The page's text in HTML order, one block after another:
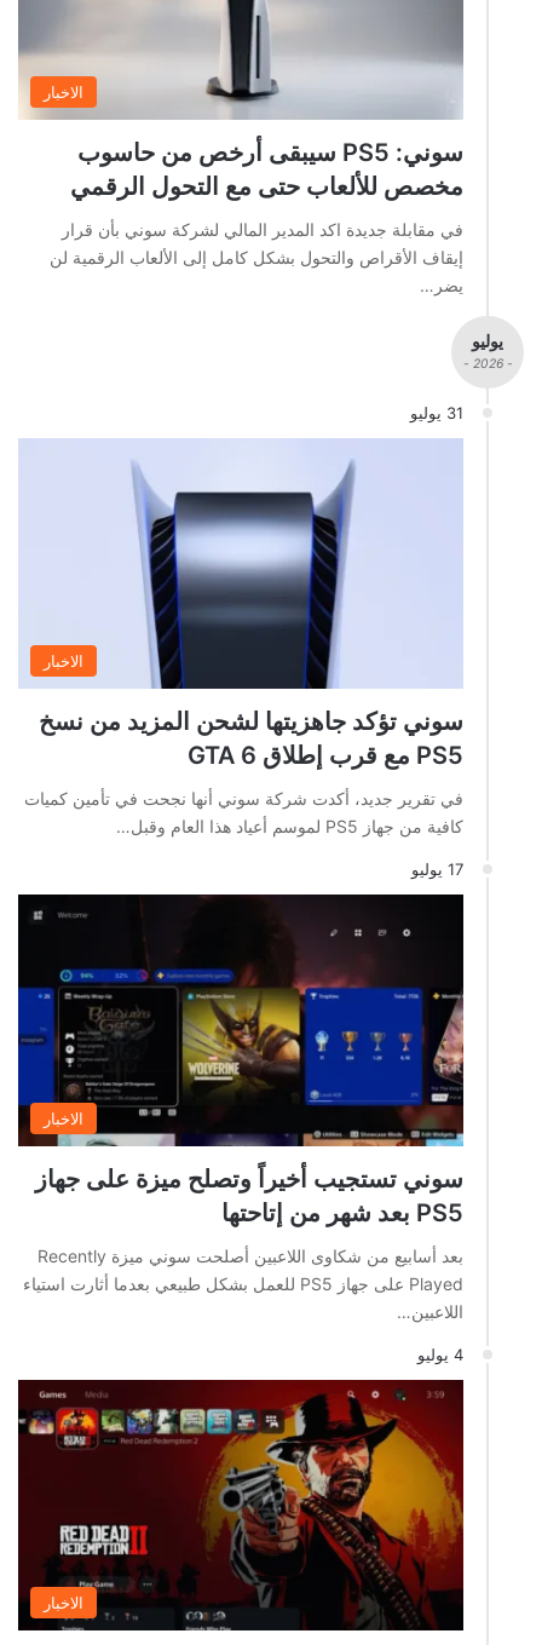
الاخبار
سوني: PS5 سيبقى أرخص من حاسوب
مخصص للألعاب حتى مع التحول الرقمي
في مقابلة جديدة اكد المدير المالي لشركة سوني بأن قرار
إيقاف الأقراص والتحول بشكل كامل إلى الألعاب الرقمية لن
يضر…
يوليو
- 2026 -
31 يوليو
الاخبار
سوني تؤكد جاهزيتها لشحن المزيد من نسخ
PS5 مع قرب إطلاق GTA 6
في تقرير جديد، أكدت شركة سوني أنها نجحت في تأمين كميات
كافية من جهاز PS5 لموسم أعياد هذا العام وقبل…
17 يوليو
الاخبار
سوني تستجيب أخيراً وتصلح ميزة على جهاز
PS5 بعد شهر من إتاحتها
بعد أسابيع من شكاوى اللاعبين أصلحت سوني ميزة Recently
Played على جهاز PS5 للعمل بشكل طبيعي بعدما أثارت استياء
اللاعبين…
4 يوليو
الاخبار